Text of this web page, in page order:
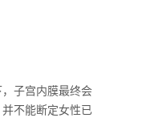
子宫内膜最终会
不能断定女性已